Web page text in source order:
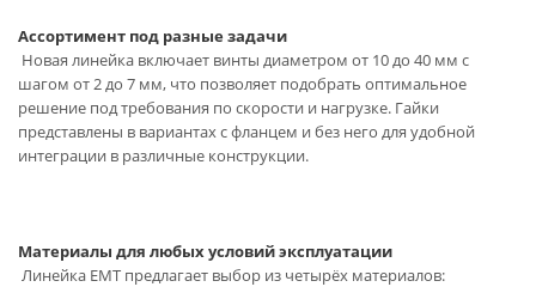
Ассортимент под разные задачи
Новая линейка включает винты диаметром от 10 до 40 мм с
шагом от 2 до 7 мм, что позволяет подобрать оптимальное
решение под требования по скорости и нагрузке. Гайки
представлены в вариантах с фланцем и без него для удобной
интеграции в различные конструкции.
Материалы для любых условий эксплуатации
Линейка EMT предлагает выбор из четырёх материалов: